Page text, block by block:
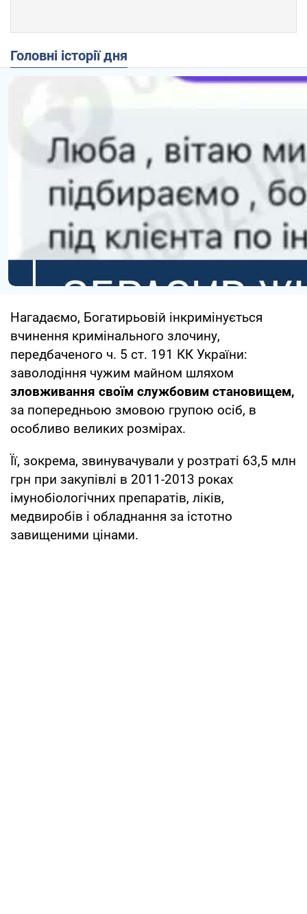
Головні історії дня
Нагадаємо, Богатирьовій інкримінується
вчинення кримінального злочину,
передбаченого ч. 5 ст. 191 КК України:
заволодіння чужим майном шляхом
зловживання своїм службовим становищем,
за попередньою змовою групою осіб, в
особливо великих розмірах.
Її, зокрема, звинувачували у розтраті 63,5 млн
грн при закупівлі в 2011-2013 роках
імунобіологічних препаратів, ліків,
медвиробів і обладнання за істотно
завищеними цінами.